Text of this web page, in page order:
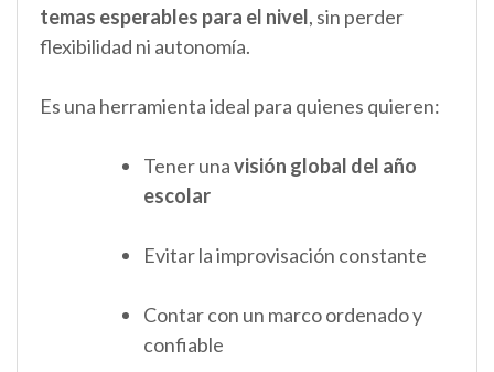
temas esperables para el nivel, sin perder
flexibilidad ni autonomía.
Es una herramienta ideal para quienes quieren:
Tener unavisión global del año
escolar
Evitar la improvisación constante
Contar con un marco ordenado y
confiable